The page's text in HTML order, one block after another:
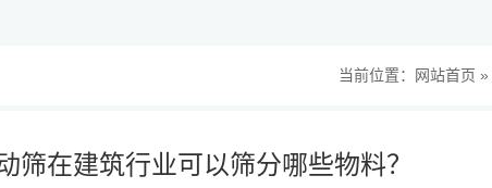
当前位置： 网站首页 »
筛在建筑行业可以筛分哪些物料？